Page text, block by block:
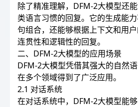
除了精准理解，DFM-2大模型还
类语言习惯的回复。它的生成能
句组合，还能够根据上下文和用
连贯性和逻辑性的回复。
二、DFM-2大模型的应用场景
DFM-2大模型凭借其强大的自然
在多个领域得到了广泛应用。
2.1 对话系统
在对话系统中，DFM-2大模型能